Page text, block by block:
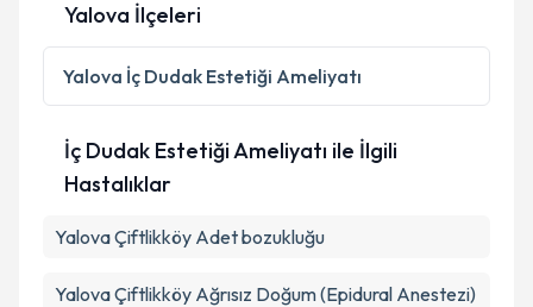
Yalova İlçeleri
Yalova İç Dudak Estetiği Ameliyatı
İç Dudak Estetiği Ameliyatı ile İlgili
Hastalıklar
Yalova Çiftlikköy Adet bozukluğu
Yalova Çiftlikköy Ağrısız Doğum (Epidural Anestezi)